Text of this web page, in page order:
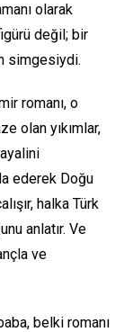
olarak
değil; bir
simgesiydi.
romanı, o
olan yıkımlar,
ederek Doğu
halka Türk
anlatır. Ve
ve
belki romanı